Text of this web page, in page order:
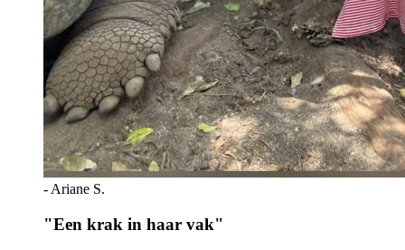
- Ariane S.
"Een krak in haar vak"